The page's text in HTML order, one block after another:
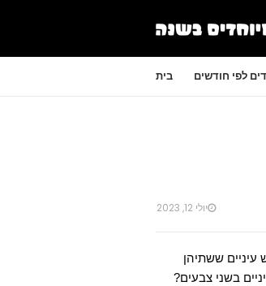
בית לפי חודשים
יולי 12, 2023
יש עיניים ששתיהן
בשני צבעים?